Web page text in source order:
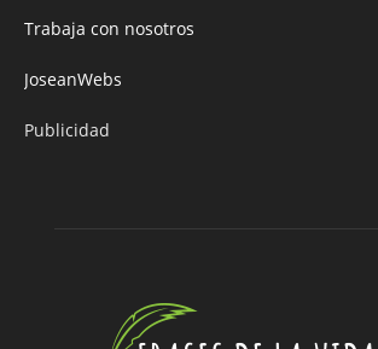
Trabaja con nosotros
JoseanWebs
Publicidad